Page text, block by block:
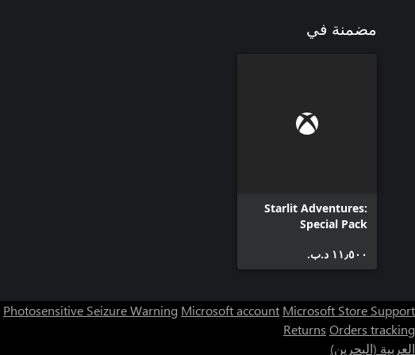
مضمنة في
Starlit Adventures:
Special Pack
١١٫٥٠٠ د.ب.‏
Photosensitive Seizure Warning Microsoft account Microsoft Store Support
Returns Orders tracking
العربية (البحرين)